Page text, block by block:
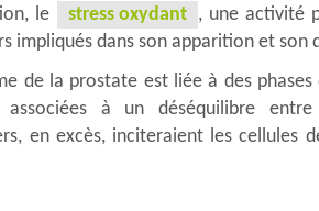
le
stress oxydant , une activité
impliqués dans son apparition et son
de la prostate est liée à des
associées à un déséquilibre
en excès, inciteraient les cellules